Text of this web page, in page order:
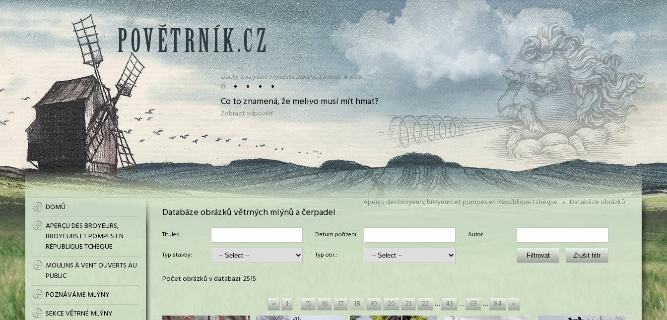
• • • • •
Otázky tovaryšské mlynářské zkoušky, Lehovec, A. 1936:
Co to znamená, že melivo musí mít hmat?
Zobrazit odpověď
DOMŮ
APERÇU DES BROYEURS,
BROYEURS ET POMPES EN
RÉPUBLIQUE TCHÈQUE
MOULINS À VENT OUVERTS AU
PUBLIC
POZNÁVÁME MLÝNY
SEKCE VĚTRNÉ MLÝNY
Aperçu des broyeurs, broyeurs et pompes en République tchèque » Databáze obrázků
Databáze obrázků větrných mlýnů a čerpadel
Titulek: Datum pořízení: Autor:
Typ stavby: Typ obr.:
Počet obrázků v databázi: 2515
« 1 … 15 16 17 18 19 20 21 22 … 43 … 63 … 84 »